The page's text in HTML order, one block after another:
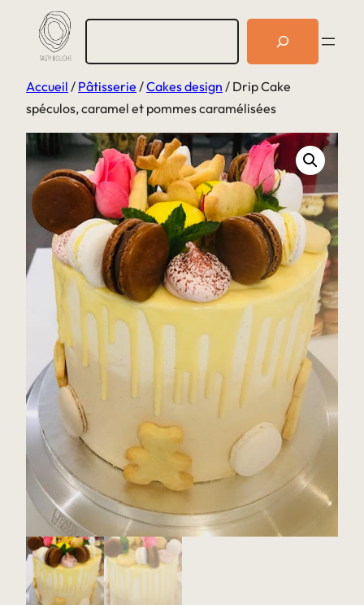
contenu
R
e
c
h
r
Accueil / Pâtisserie /Cakes design / Drip Cake
spéculos, caramel et pommes caramélisées